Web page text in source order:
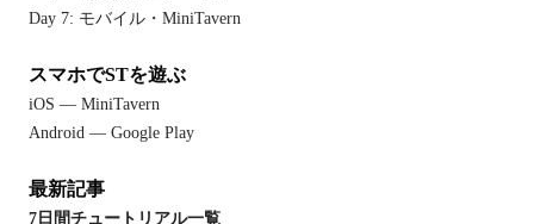
Day 7: モバイル・MiniTavern
スマホでSTを遊ぶ
iOS — MiniTavern
Android — Google Play
最新記事
7日間チュートリアル一覧